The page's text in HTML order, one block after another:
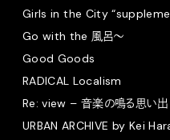
Girls in the City
Go with the 風呂〜
Good Goods
RADICAL Localism
Re: view – 音楽の鳴る思い
URBAN ARCHIVE by Kei